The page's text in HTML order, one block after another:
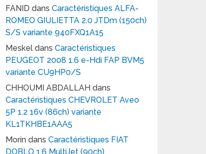
FANID dansCaractéristiques ALFA-
ROMEO GIULIETTA 2.0 JTDm (150ch)
S/S variante 940FXQ1A15
Meskel dansCaractéristiques
PEUGEOT 2008 1.6 e-Hdi FAP BVM5
variante CU9HP0/S
CHHOUMI ABDALLAH dans
Caractéristiques CHEVROLET Aveo
5P 1.2 16v (86ch) variante
KL1TKHBE1AAA5
Morin dansCaractéristiques FIAT
DOBLO 1.6 MultiJet (90ch)